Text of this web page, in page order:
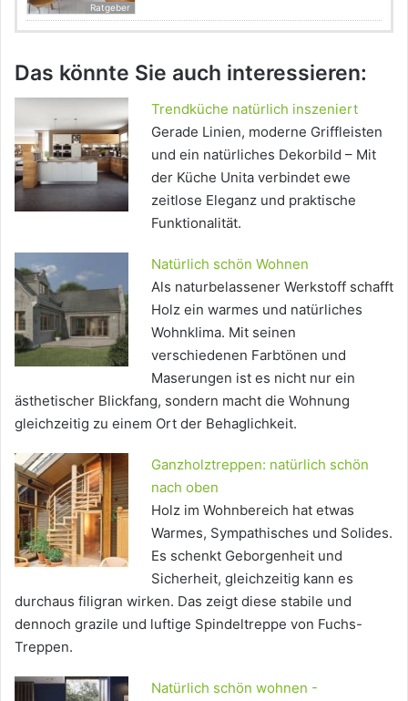
Ratgeber
Das könnte Sie auch interessieren:
Trendküche natürlich inszeniert
Gerade Linien, moderne Griffleisten
und ein natürliches Dekorbild – Mit
der Küche Unita verbindet ewe
zeitlose Eleganz und praktische
Funktionalität.
Natürlich schön Wohnen
Als naturbelassener Werkstoff schafft
Holz ein warmes und natürliches
Wohnklima. Mit seinen
verschiedenen Farbtönen und
Maserungen ist es nicht nur ein
ästhetischer Blickfang, sondern macht die Wohnung
gleichzeitig zu einem Ort der Behaglichkeit.
Ganzholztreppen: natürlich schön
nach oben
Holz im Wohnbereich hat etwas
Warmes, Sympathisches und Solides.
Es schenkt Geborgenheit und
Sicherheit, gleichzeitig kann es
durchaus filigran wirken. Das zeigt diese stabile und
dennoch grazile und luftige Spindeltreppe von Fuchs-
Treppen.
Natürlich schön wohnen -